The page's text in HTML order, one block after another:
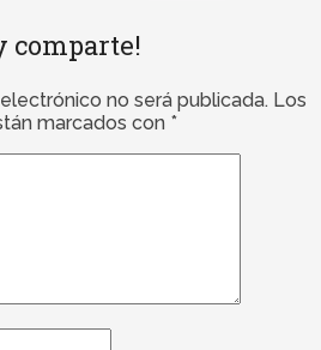
comparte!
no será publicada. Los
marcados con *